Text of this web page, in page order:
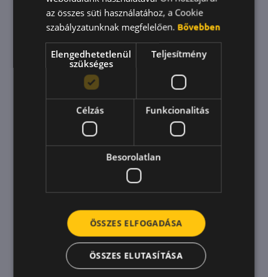
Kapcsolattartás szülési szabadság
alatt? Lehetséges – mutatjuk
hogyan
KOREAN
az összes süti használatához, a Cookie
szabályzatunknak megfelelően. Bővebben
Elengedhetetlenül
szükséges
Teljesítmény
Célzás Funkcionalitás
Besorolatlan
ÖSSZES ELFOGADÁSA
ÖSSZES ELUTASÍTÁSA